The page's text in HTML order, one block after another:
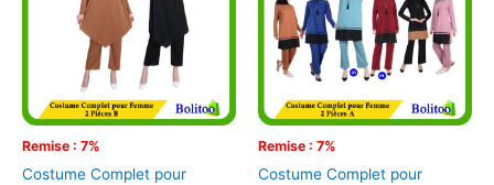
Remise : 7%
Costume Complet pour
Remise : 7%
Costume Complet pour